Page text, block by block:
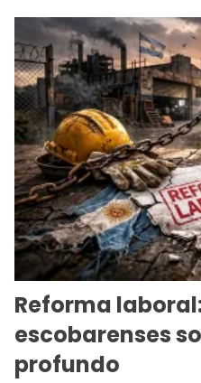
Reforma
escobarenses
profundo